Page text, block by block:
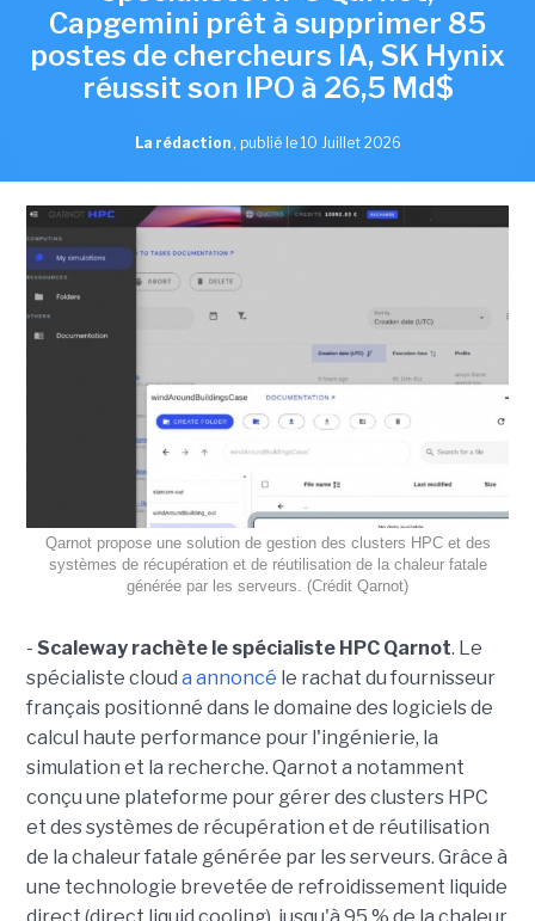
Capgemini prêt à supprimer 85
postes de chercheurs IA, SK Hynix
réussit son IPO à 26,5 Md$
La rédaction , publié le 10 Juillet 2026
Qarnot propose une solution de gestion des clusters HPC et des
systèmes de récupération et de réutilisation de la chaleur fatale
générée par les serveurs. (Crédit Qarnot)
- Scaleway rachète le spécialiste HPC Qarnot. Le
spécialiste cloud a annoncé le rachat du fournisseur
français positionné dans le domaine des logiciels de
calcul haute performance pour l'ingénierie, la
simulation et la recherche. Qarnot a notamment
conçu une plateforme pour gérer des clusters HPC
et des systèmes de récupération et de réutilisation
de la chaleur fatale générée par les serveurs. Grâce à
une technologie brevetée de refroidissement liquide